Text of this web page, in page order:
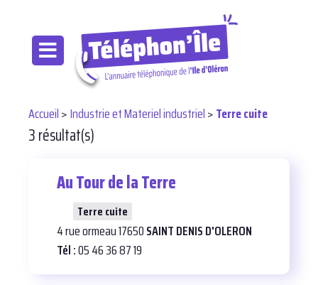
Accueil>Industrie et Materiel industriel>Terre cuite
3 résultat(s)
Au Tour de la Terre
Terre cuite
4 rue ormeau 17650SAINT DENIS D'OLERON
Tél :05 46 36 87 19